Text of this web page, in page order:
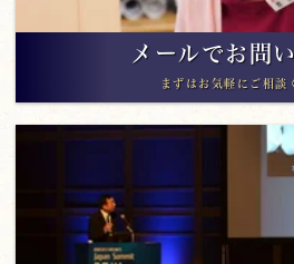
メールでお問
まずはお気軽にご相談